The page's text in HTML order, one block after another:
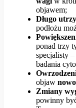
objawem;
Długo
podłożu
ponad trzy
specjalisty
badania
objaw
Zmiany
powinny